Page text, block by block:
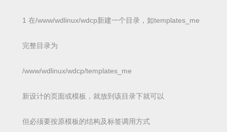
1 在/www/wdlinux/wdcp新建一个目录，如templates_me
完整目录为
/www/wdlinux/wdcp/templates_me
新设计的页面或模板，就放到该目录下就可以
但必须要按原模板的结构及标签调用方式